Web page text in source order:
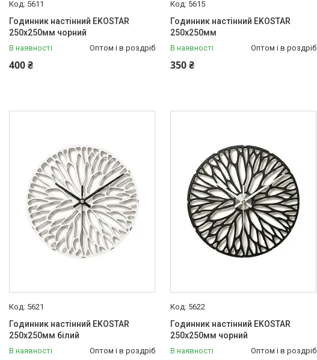
5611
Годинник настінний EKOSTAR
250х250мм чорний
В наявності Оптом і в роздріб
400 ₴
5615
Годинник настінний EKOSTAR
250х250мм
В наявності Оптом і в роздріб
350 ₴
5621
Годинник настінний EKOSTAR
250х250мм білий
В наявності Оптом і в роздріб
5622
Годинник настінний EKOSTAR
250х250мм чорний
В наявності Оптом і в роздріб